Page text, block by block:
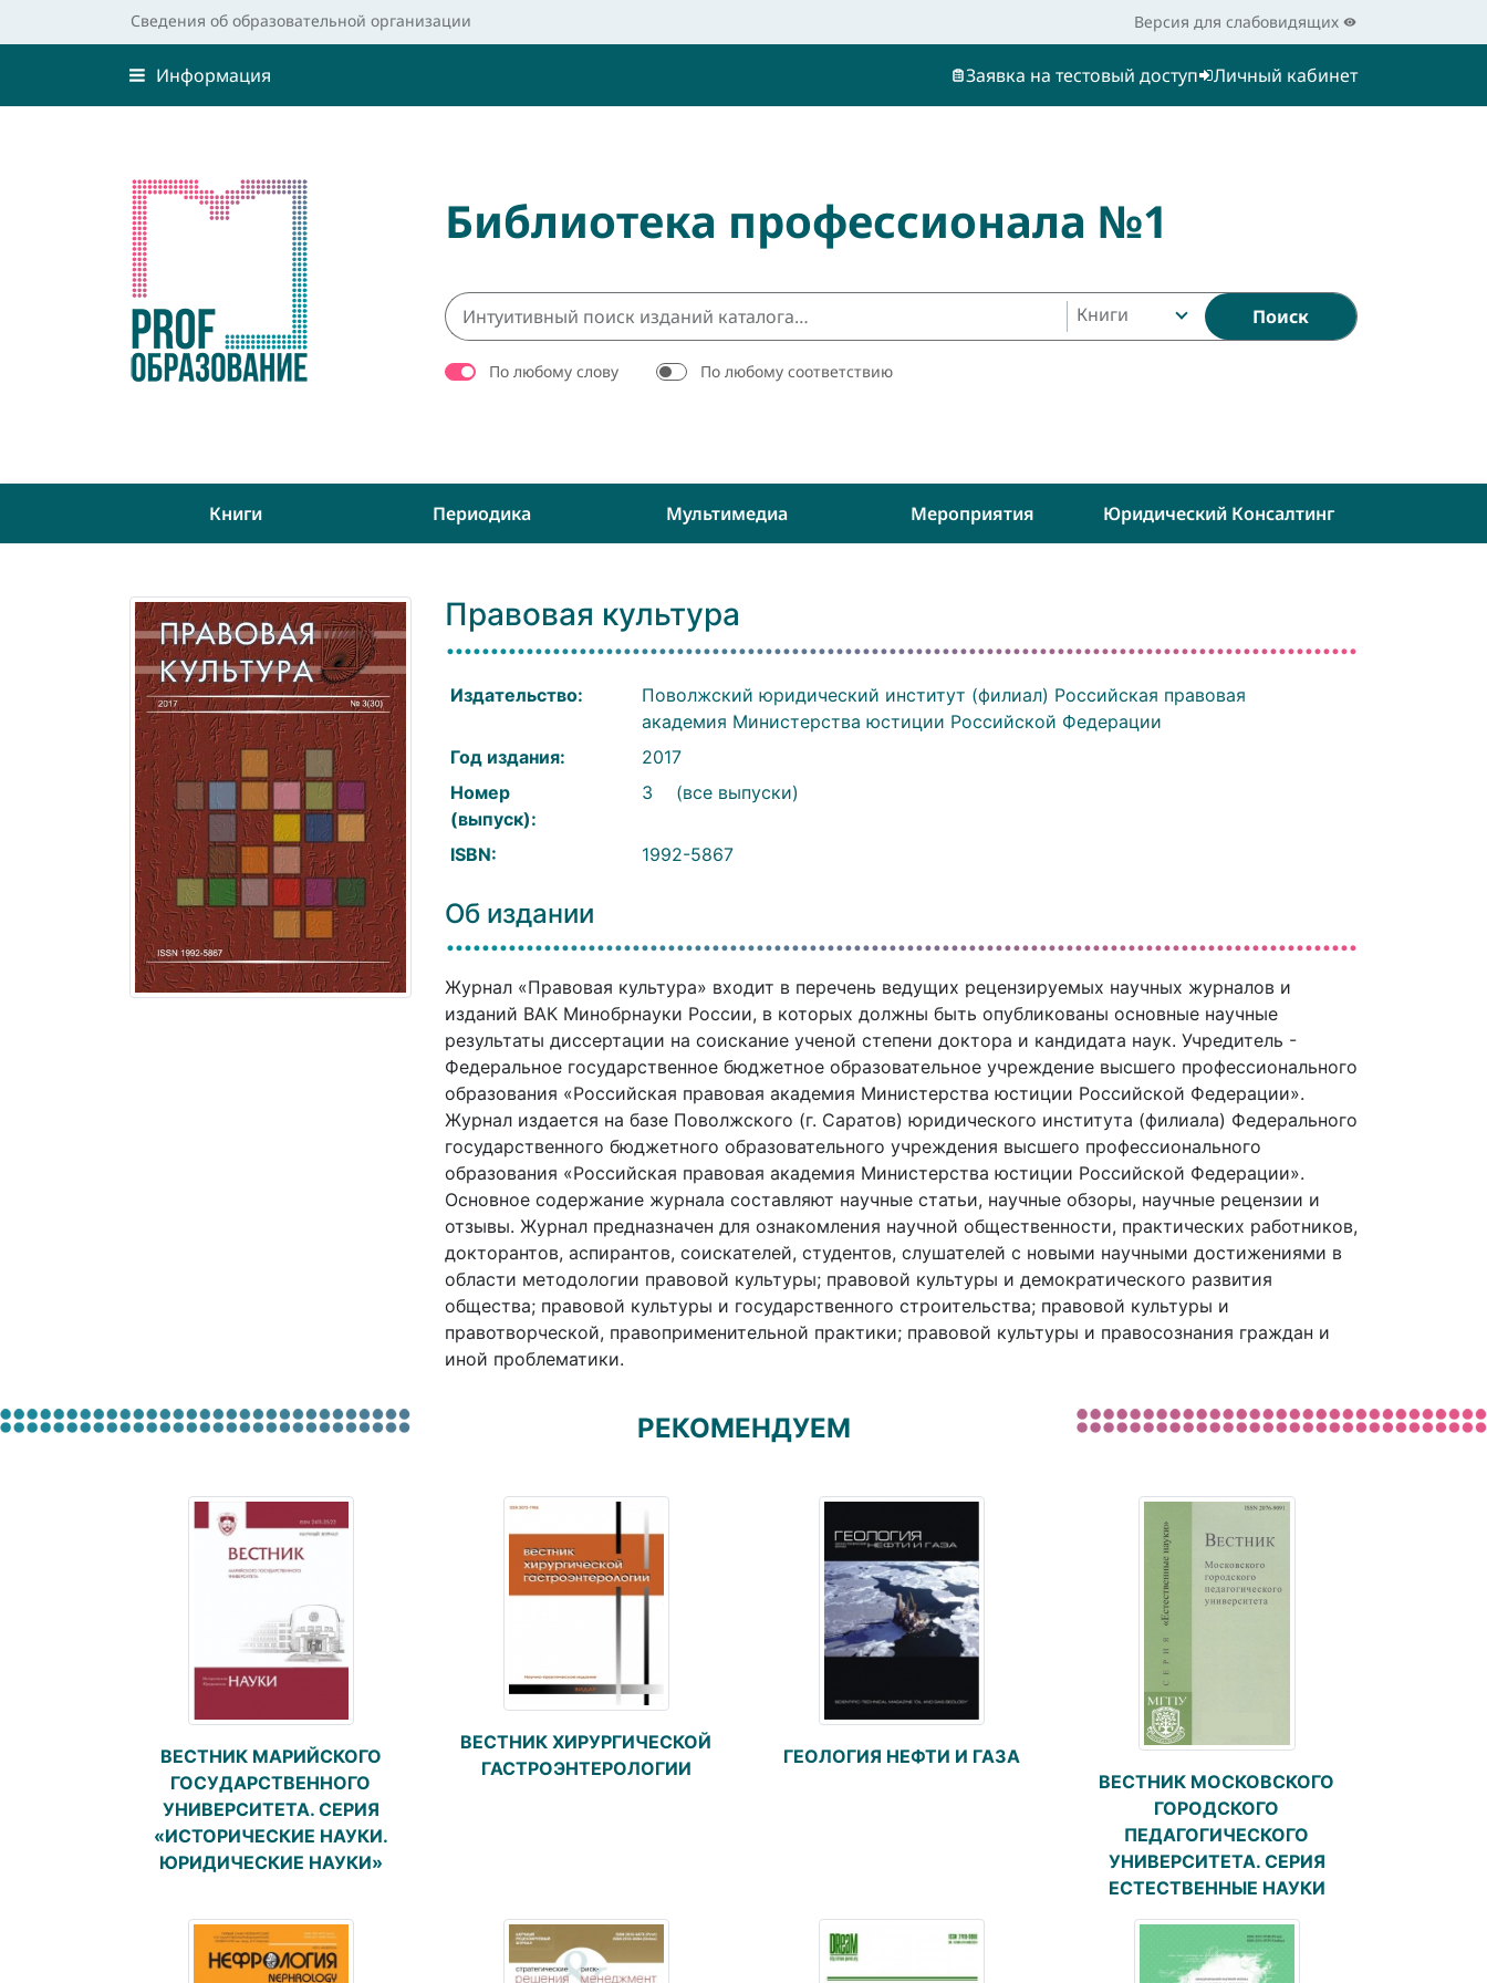
Сведения об образовательной организации Версия для слабовидящих
Информация Заявка на тестовый доступ Личный кабинет
Библиотека профессионала №1
Книги Поиск
По любому слову По любому соответствию
Книги Периодика Мультимедиа Мероприятия Юридический Консалтинг
Правовая культура
Издательство:
Поволжский юридический институт (филиал) Российская правовая
академия Министерства юстиции Российской Федерации
Год издания:
2017
Номер
(выпуск):
3 (все выпуски)
ISBN: 1992-5867
Об издании
Журнал «Правовая культура» входит в перечень ведущих рецензируемых научных журналов и
изданий ВАК Минобрнауки России, в которых должны быть опубликованы основные научные
результаты диссертации на соискание ученой степени доктора и кандидата наук. Учредитель -
Федеральное государственное бюджетное образовательное учреждение высшего профессионального
образования «Российская правовая академия Министерства юстиции Российской Федерации».
Журнал издается на базе Поволжского (г. Саратов) юридического института (филиала) Федерального
государственного бюджетного образовательного учреждения высшего профессионального
образования «Российская правовая академия Министерства юстиции Российской Федерации».
Основное содержание журнала составляют научные статьи, научные обзоры, научные рецензии и
отзывы. Журнал предназначен для ознакомления научной общественности, практических работников,
докторантов, аспирантов, соискателей, студентов, слушателей с новыми научными достижениями в
области методологии правовой культуры; правовой культуры и демократического развития
общества; правовой культуры и государственного строительства; правовой культуры и
правотворческой, правоприменительной практики; правовой культуры и правосознания граждан и
иной проблематики.
РЕКОМЕНДУЕМ
ВЕСТНИК МАРИЙСКОГО
ГОСУДАРСТВЕННОГО
УНИВЕРСИТЕТА. СЕРИЯ
«ИСТОРИЧЕСКИЕ НАУКИ.
ЮРИДИЧЕСКИЕ НАУКИ»
ВЕСТНИК ХИРУРГИЧЕСКОЙ
ГАСТРОЭНТЕРОЛОГИИ
ГЕОЛОГИЯ НЕФТИ И ГАЗА
ВЕСТНИК МОСКОВСКОГО
ГОРОДСКОГО
ПЕДАГОГИЧЕСКОГО
УНИВЕРСИТЕТА. СЕРИЯ
ЕСТЕСТВЕННЫЕ НАУКИ